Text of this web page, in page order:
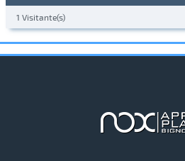
1 Visitante(s)